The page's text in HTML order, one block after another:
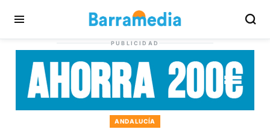
PUBLICIDAD
ANDALUCÍA